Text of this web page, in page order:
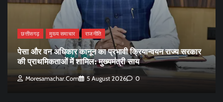
छत्तीसगढ़ मुख्य समाचार राजनीति
पेसा और वन अधिकार कानून का प्रभावी क्रियान्वयन राज्य सरकार
की प्राथमिकताओं में शामिल: मुख्यमंत्री साय
Moresamachar.com 5 August 2026 0